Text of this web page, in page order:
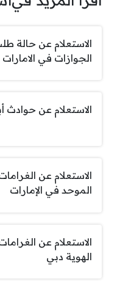
الاستعلام عن حالة
الجوازات في الامارات
الاستعلام عن حوادث
الاستعلام عن
الموحد في الإمارات
الاستعلام عن
الهوية دبي